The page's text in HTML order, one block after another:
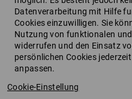
Datenverarbeitung mit Hilfe
Cookies einzuwilligen. Sie
Nutzung von funktionalen
widerrufen und den Einsatz
persönlichen Cookies
anpassen.
Cookie-Einstellung